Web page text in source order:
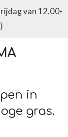
van 12.00-
in
gras.